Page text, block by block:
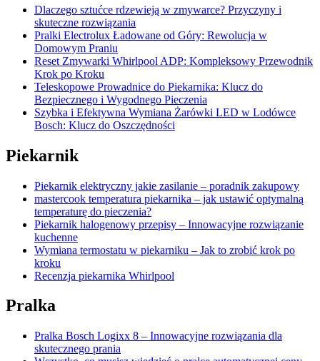
Dlaczego sztućce rdzewieją w zmywarce? Przyczyny i
skuteczne rozwiązania
Pralki Electrolux Ładowane od Góry: Rewolucja w
Domowym Praniu
Reset Zmywarki Whirlpool ADP: Kompleksowy Przewodnik
Krok po Kroku
Teleskopowe Prowadnice do Piekarnika: Klucz do
Bezpiecznego i Wygodnego Pieczenia
Szybka i Efektywna Wymiana Żarówki LED w Lodówce
Bosch: Klucz do Oszczędności
Piekarnik
Piekarnik elektryczny jakie zasilanie – poradnik zakupowy
mastercook temperatura piekarnika – jak ustawić optymalną
temperaturę do pieczenia?
Piekarnik halogenowy przepisy – Innowacyjne rozwiązanie
kuchenne
Wymiana termostatu w piekarniku – Jak to zrobić krok po
kroku
Recenzja piekarnika Whirlpool
Pralka
Pralka Bosch Logixx 8 – Innowacyjne rozwiązania dla
skutecznego prania